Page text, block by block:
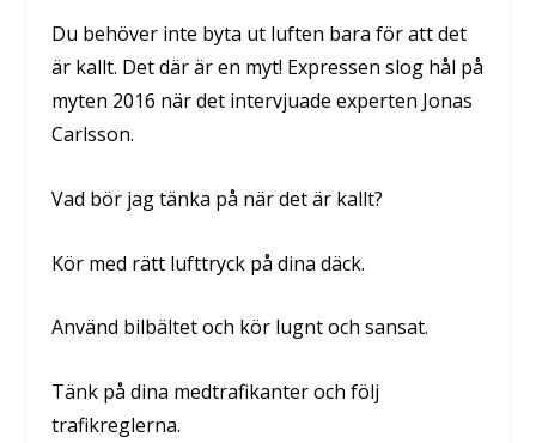
Du behöver inte byta ut luften bara för att det
är kallt. Det där är en myt! Expressen slog hål på
myten 2016 när det intervjuade experten Jonas
Carlsson.
Vad bör jag tänka på när det är kallt?
Kör med rätt lufttryck på dina däck.
Använd bilbältet och kör lugnt och sansat.
Tänk på dina medtrafikanter och följ
trafikreglerna.